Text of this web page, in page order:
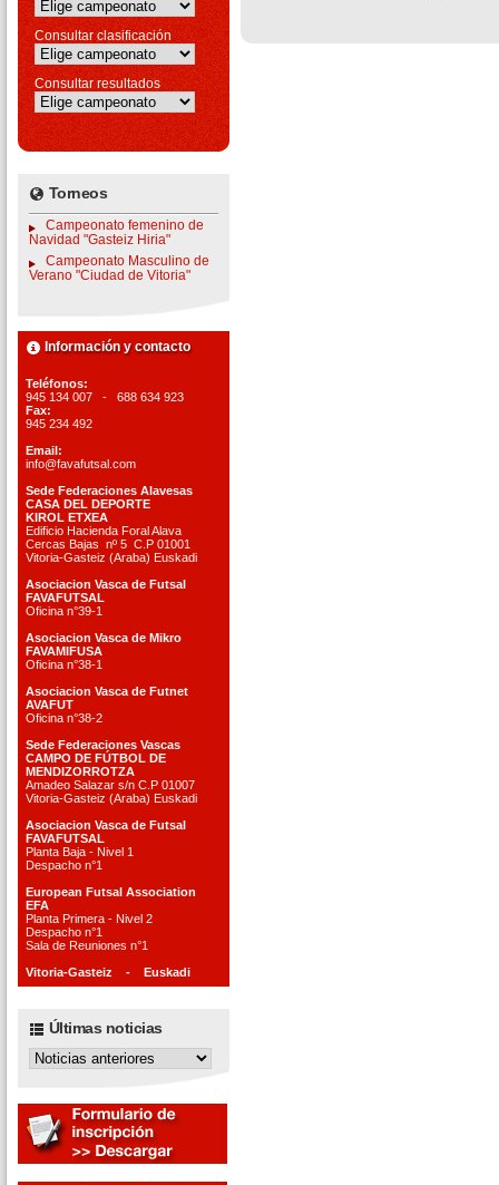
Consultar clasificación
Consultar resultados
Torneos
Campeonato femenino de
Navidad "Gasteiz Hiria"
Campeonato Masculino de
Verano "Ciudad de Vitoria"
Información y contacto
Teléfonos:
945 134 007 - 688 634 923
Fax:
945 234 492
Email:
info@favafutsal.com
Sede Federaciones Alavesas
CASA DEL DEPORTE
KIROL ETXEA
Edificio Hacienda Foral Alava
Cercas Bajas nº 5 C.P 01001
Vitoria-Gasteiz (Araba) Euskadi
Asociacion Vasca de Futsal
FAVAFUTSAL
Oficina n°39-1
Asociacion Vasca de Mikro
FAVAMIFUSA
Oficina n°38-1
Asociacion Vasca de Futnet
AVAFUT
Oficina n°38-2
Sede Federaciones Vascas
CAMPO DE FÚTBOL DE
MENDIZORROTZA
Amadeo Salazar s/n C.P 01007
Vitoria-Gasteiz (Araba) Euskadi
Asociacion Vasca de Futsal
FAVAFUTSAL
Planta Baja - Nivel 1
Despacho n°1
European Futsal Association
EFA
Planta Primera - Nivel 2
Despacho n°1
Sala de Reuniones n°1
Vitoria-Gasteiz - Euskadi
Últimas noticias